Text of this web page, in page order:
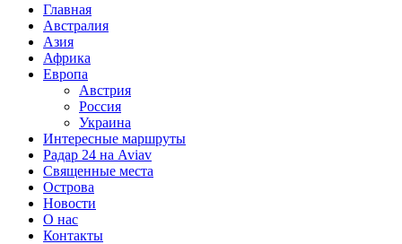
Главная
Австралия
Азия
Африка
Европа
Австрия
Россия
Украина
Интересные маршруты
Радар 24 на Aviav
Священные места
Острова
Новости
О нас
Контакты